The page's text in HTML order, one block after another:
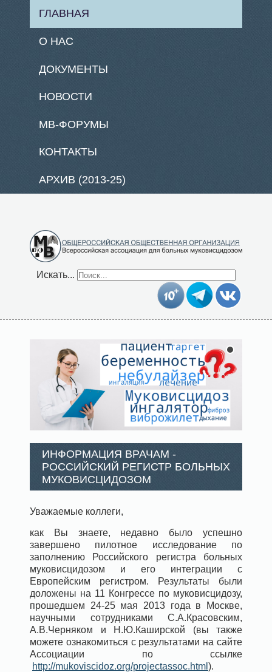
ГЛАВНАЯ
О НАС
ДОКУМЕНТЫ
НОВОСТИ
МВ-ФОРУМЫ
КОНТАКТЫ
АРХИВ (2013-25)
Искать...
ИНФОРМАЦИЯ ВРАЧАМ -
РОССИЙСКИЙ РЕГИСТР БОЛЬНЫХ
МУКОВИСЦИДОЗОМ
Уважаемые коллеги,
как Вы знаете, недавно было успешно
завершено пилотное исследование по
заполнению Российского регистра больных
муковисцидозом и его интеграции с
Европейским регистром. Результаты были
доложены на 11 Конгрессе по муковисцидозу,
прошедшем 24-25 мая 2013 года в Москве,
научными сотрудниками С.А.Красовским,
А.В.Черняком и Н.Ю.Каширской (вы также
можете ознакомиться с результатами на сайте
Ассоциации по ссылке
http://mukoviscidoz.org/projectassoc.html ).